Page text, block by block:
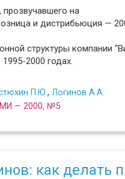
на
и дистрибьюция —
структуры компании
2000 годах.
П.Ю. , Логинов А.А.
— 2000, №5
как делать